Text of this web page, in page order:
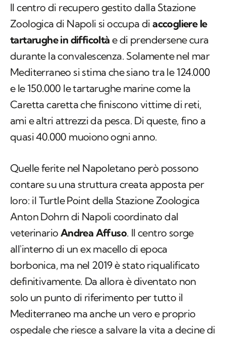
Il centro di recupero gestito dalla Stazione
Zoologica di Napoli si occupa diaccogliere le
tartarughe in difficoltà e di prendersene cura
durante la convalescenza. Solamente nel mar
Mediterraneo si stima che siano tra le 124.000
e le 150.000 le tartarughe marine come la
Caretta carettache finiscono vittime di reti,
ami e altri attrezzi da pesca. Di queste, fino a
quasi 40.000 muoiono ogni anno.
Quelle ferite nel Napoletano però possono
contare su una struttura creata apposta per
loro: il Turtle Point della Stazione Zoologica
Anton Dohrn di Napoli coordinato dal
veterinario Andrea Affuso. Il centro sorge
all'interno di un ex macello di epoca
borbonica, ma nel 2019 è stato riqualificato
definitivamente. Da allora è diventato non
solo un punto di riferimento per tutto il
Mediterraneo ma anche un vero e proprio
ospedale che riesce a salvare la vita a decine di